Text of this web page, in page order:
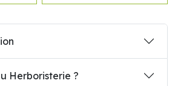
Herboristerie ?